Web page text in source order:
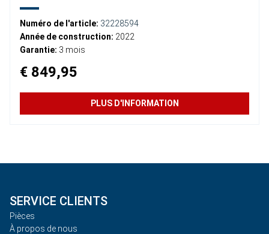
Numéro de l'article: 32228594
Année de construction: 2022
Garantie: 3 mois
€ 849,95
PLUS D'INFORMATION
SERVICE CLIENTS
Pièces
À propos de nous